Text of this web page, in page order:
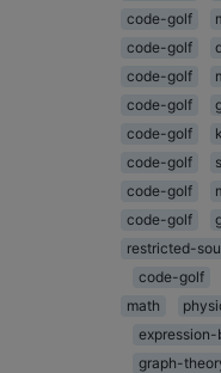
code-golf
code-golf
code-golf
code-golf
code-golf
code-golf
code-golf
code-golf
restricted-
code-golf
math
expression-
graph-